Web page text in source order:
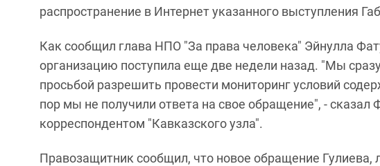
распространение в Интернет указанного выступления
Как сообщил глава НПО "За права человека" Эйнулла
организацию поступила еще две недели назад. "Мы
просьбой разрешить провести мониторинг условий
пор мы не получили ответа на свое обращение", - сказал
корреспондентом "Кавказского узла".
Правозащитник сообщил, что новое обращение Гулиева,